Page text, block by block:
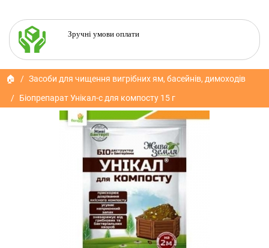
Зручні умови оплати
🏠
Засоби для чищення вигрібних ям, басейнів, димоходів
Біопрепарат Унікал-с для компосту 15 г